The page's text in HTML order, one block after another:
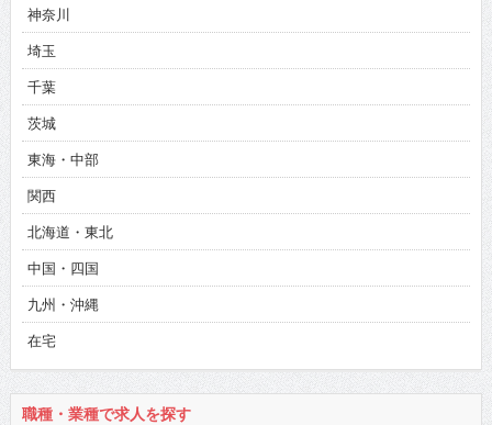
神奈川
埼玉
千葉
茨城
東海・中部
関西
北海道・東北
中国・四国
九州・沖縄
在宅
職種・業種で求人を探す